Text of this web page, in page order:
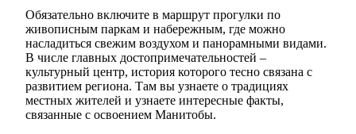
Обязательно включите в маршрут прогулки по
живописным паркам и набережным, где можно
насладиться свежим воздухом и панорамными видами.
В числе главных достопримечательностей –
культурный центр, история которого тесно связана с
развитием региона. Там вы узнаете о традициях
местных жителей и узнаете интересные факты,
связанные с освоением Манитобы.